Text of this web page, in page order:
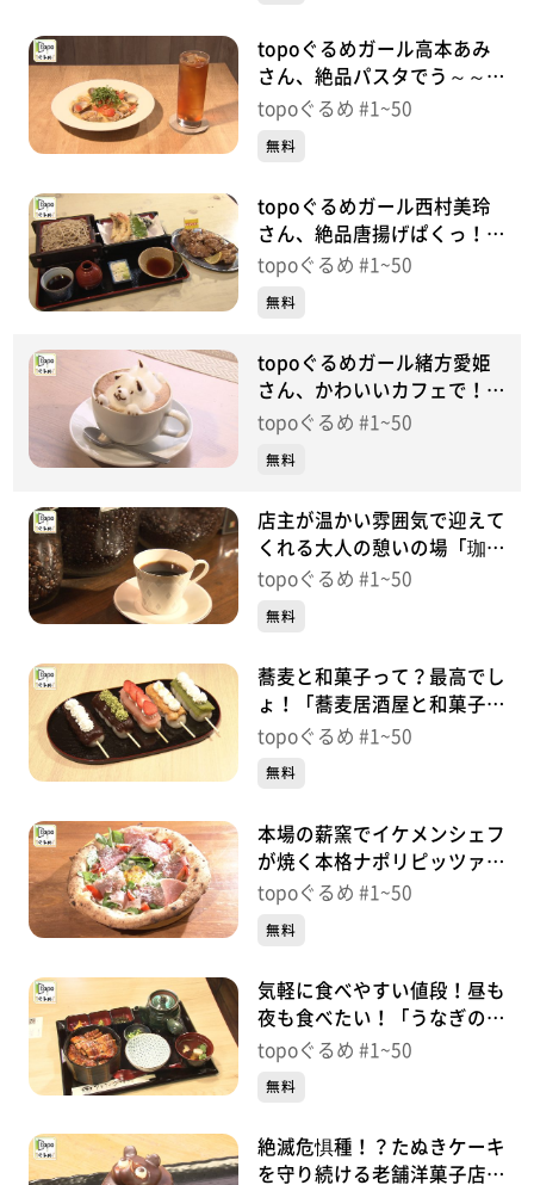
topoぐるめガール高本あみ
さん、絶品パスタでう～～ん
「Cafe GRACE」（太白区長
topoぐるめ #1~50
無料
topoぐるめガール西村美玲
さん、絶品唐揚げぱくっ！
「そば処登喜和」（太白区泉
topoぐるめ #1~50
無料
topoぐるめガール緒方愛姫
さん、かわいいカフェで！
「Cafe MythiQue」（青葉区
topoぐるめ #1~50
無料
店主が温かい雰囲気で迎えて
くれる大人の憩いの場「珈琲
ふうぜ」（青葉区中央）＃
topoぐるめ #1~50
無料
蕎麦と和菓子って？最高でし
ょ！「蕎麦居酒屋と和菓子の
店 京乃北」（太白区富沢
topoぐるめ #1~50
無料
本場の薪窯でイケメンシェフ
が焼く本格ナポリピッツァ
「amo la Pizza」（太白区鹿
topoぐるめ #1~50
無料
気軽に食べやすい値段！昼も
夜も食べたい！「うなぎのひ
ととき」（泉区七北田大沢
topoぐるめ #1~50
無料
絶滅危惧種！？たぬきケーキ
を守り続ける老舗洋菓子店